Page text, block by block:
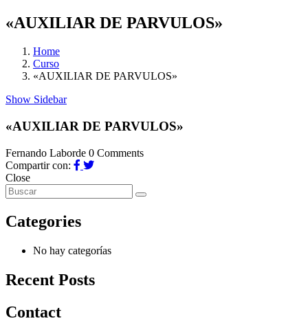
«AUXILIAR DE PARVULOS»
Home
Curso
«AUXILIAR DE PARVULOS»
Show Sidebar
«AUXILIAR DE PARVULOS»
Fernando Laborde 0 Comments
Compartir con:
Close
Categories
No hay categorías
Recent Posts
Contact